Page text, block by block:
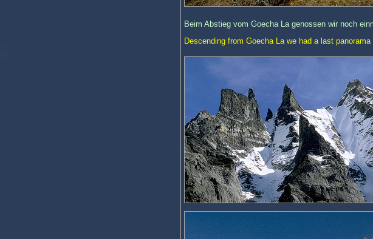
Beim Abstieg vom Goecha La genossen wir noch
Descending from Goecha La we had a last